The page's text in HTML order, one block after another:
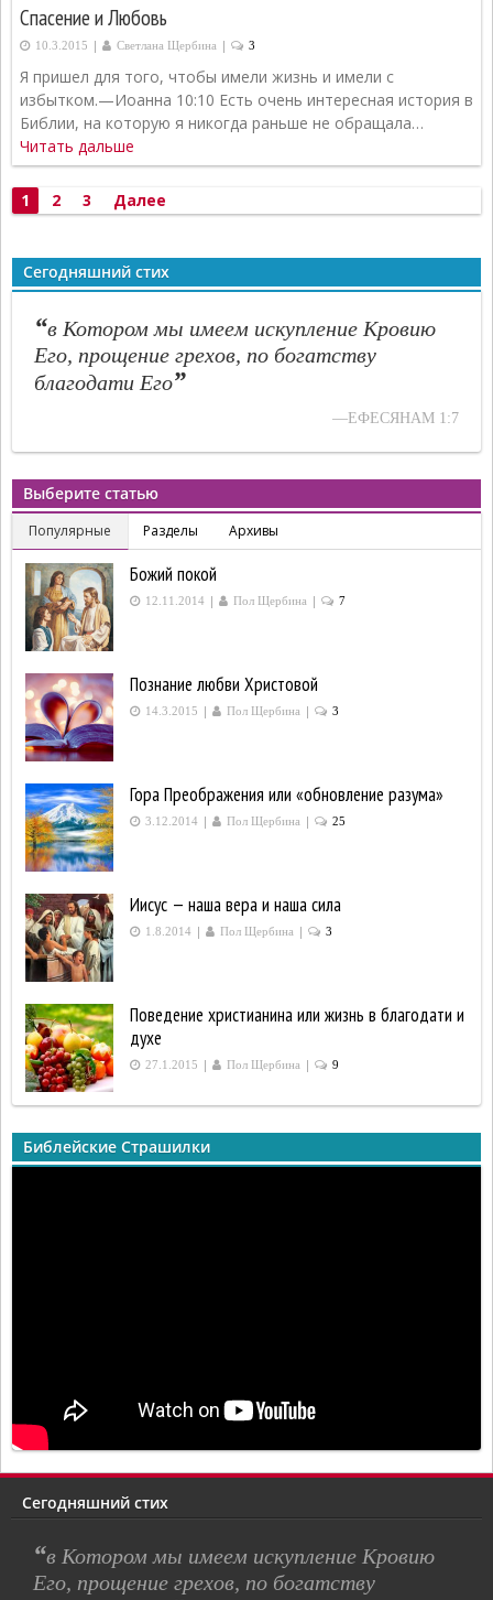
Спасение и Любовь
10.3.2015 | Светлана Щербина | 3
Я пришел для того, чтобы имели жизнь и имели с
избытком.—Иоанна 10:10 Есть очень интересная история в
Библии, на которую я никогда раньше не обращала…
Читать дальше
Пагинация
1 2 3 Далее
Сегодняшний стих
“в Котором мы имеем искупление Кровию
Его, прощение грехов, по богатству
благодати Его”
—ЕФЕСЯНАМ 1:7
Выберите статью
Популярные Разделы Архивы
Божий покой
12.11.2014 | Пол Щербина | 7
Познание любви Христовой
14.3.2015 | Пол Щербина | 3
Гора Преображения или «обновление разума»
3.12.2014 | Пол Щербина | 25
Иисус — наша вера и наша сила
1.8.2014 | Пол Щербина | 3
Поведение христианина или жизнь в благодати и
духе
27.1.2015 | Пол Щербина | 9
Библейские Страшилки
Сегодняшний стих
“в Котором мы имеем искупление Кровию
Его, прощение грехов, по богатству